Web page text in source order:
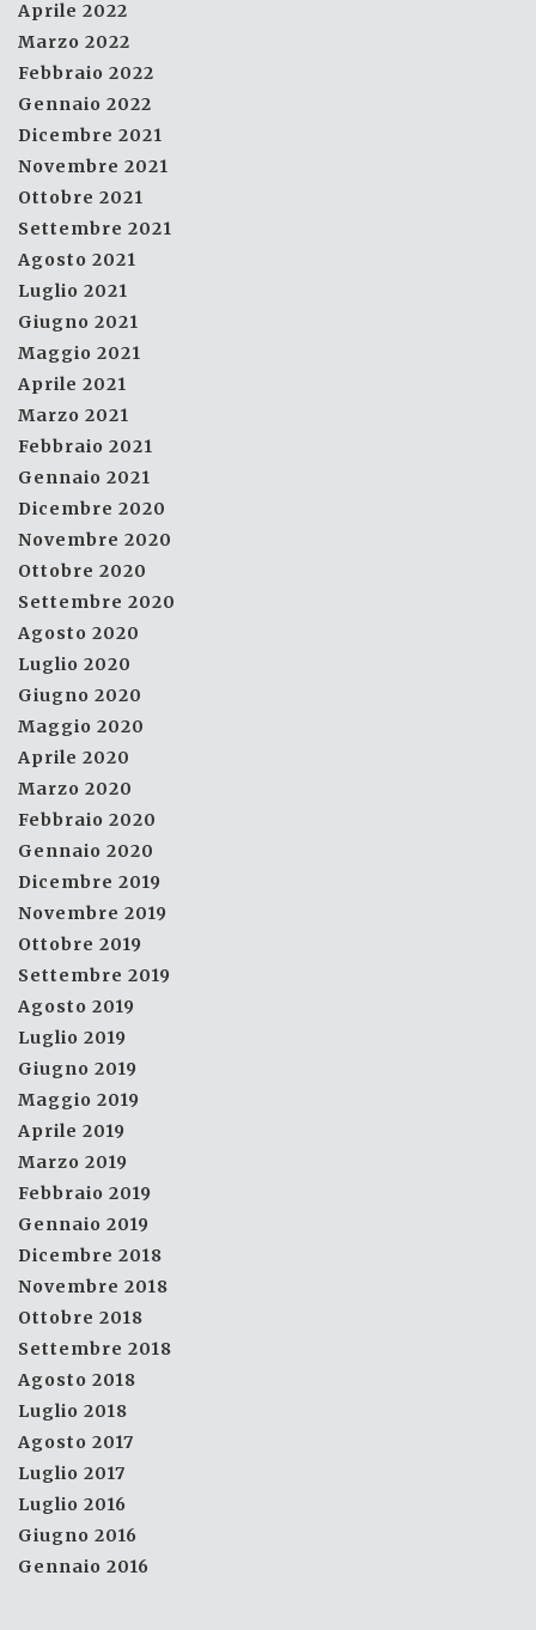
Aprile 2022
Marzo 2022
Febbraio 2022
Gennaio 2022
Dicembre 2021
Novembre 2021
Ottobre 2021
Settembre 2021
Agosto 2021
Luglio 2021
Giugno 2021
Maggio 2021
Aprile 2021
Marzo 2021
Febbraio 2021
Gennaio 2021
Dicembre 2020
Novembre 2020
Ottobre 2020
Settembre 2020
Agosto 2020
Luglio 2020
Giugno 2020
Maggio 2020
Aprile 2020
Marzo 2020
Febbraio 2020
Gennaio 2020
Dicembre 2019
Novembre 2019
Ottobre 2019
Settembre 2019
Agosto 2019
Luglio 2019
Giugno 2019
Maggio 2019
Aprile 2019
Marzo 2019
Febbraio 2019
Gennaio 2019
Dicembre 2018
Novembre 2018
Ottobre 2018
Settembre 2018
Agosto 2018
Luglio 2018
Agosto 2017
Luglio 2017
Luglio 2016
Giugno 2016
Gennaio 2016